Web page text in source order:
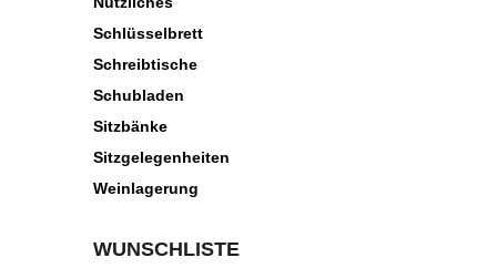
Schlüsselbrett
Schreibtische
Schubladen
Sitzbänke
Sitzgelegenheiten
Weinlagerung
WUNSCHLISTE